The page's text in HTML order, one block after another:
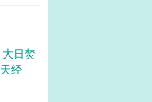
大日焚
经